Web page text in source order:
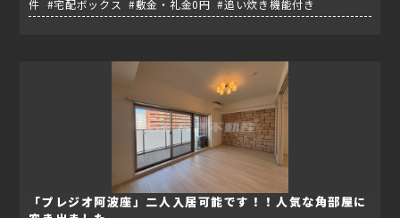
件 #宅配ボックス #敷金・礼金0円 #追い炊き機能付き
「プレジオ阿波座」二人入居可能です！！人気な角部屋に